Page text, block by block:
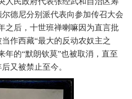
德尼分别派代表向参加传召大会
之后，十世班禅喇嘛因为直言批
作西藏“最大的反动农奴主之
年的“默朗钦莫”也被取消，直至
又被禁止至今。